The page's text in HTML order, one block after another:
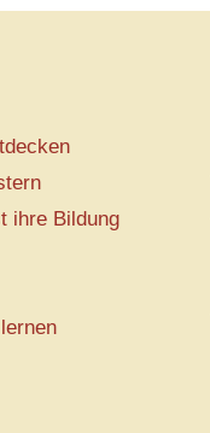
ihre Bildung